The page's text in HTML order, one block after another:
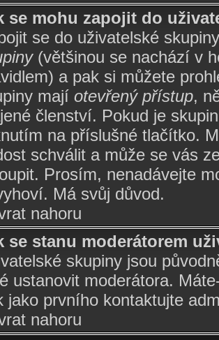
se mohu zapojit do
se do uživatelské
(většinou se nachází v
a pak si můžete
mají otevřený přístup,
členství. Pokud je
na příslušné tlačítko.
schválit a může se vás
Prosím, nenadávejte
Má svůj důvod.
nahoru
se stanu moderátorem
skupiny jsou
ustanovit moderátora.
jako prvního kontaktujte
nahoru